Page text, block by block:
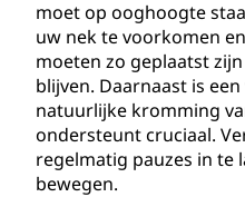
moet op ooghoogte
uw nek te voorkomen
moeten zo geplaatst
blijven. Daarnaast is
natuurlijke kromming
ondersteunt cruciaal.
regelmatig pauzes in te
bewegen.